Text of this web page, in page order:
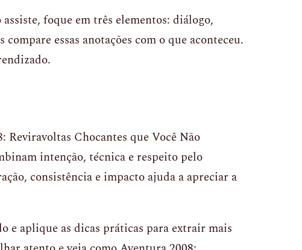
foque em três elementos: diálogo,
essas anotações com o que aconteceu.
Reviravoltas Chocantes que Você Não
intenção, técnica e respeito pelo
consistência e impacto ajuda a apreciar a
e aplique as dicas práticas para extrair mais